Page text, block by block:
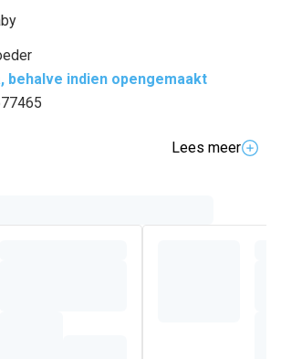
behalve indien opengemaakt
Lees meer
formules en bieden je zo het